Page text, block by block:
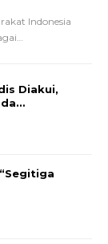
Indonesia
…
Diakui,